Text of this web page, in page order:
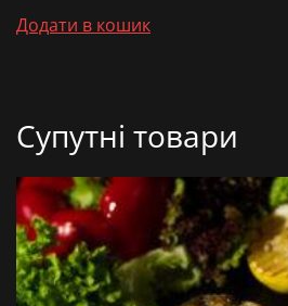
Додати в кошик
Супутні товари